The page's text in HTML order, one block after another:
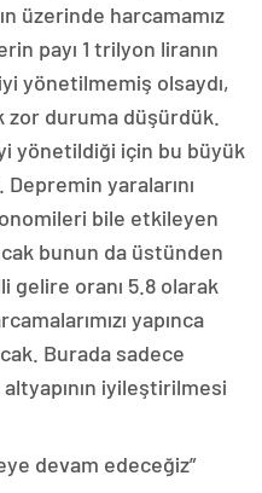
üzerinde harcamamız
payı 1 trilyon liranın
yönetilmemiş olsaydı,
zor duruma düşürdük.
yönetildiği için bu büyük
yaralarını
bile etkileyen
bunun da üstünden
gelire oranı 5.8 olarak
yapınca
Burada sadece
iyileştirilmesi
devam edeceğiz”